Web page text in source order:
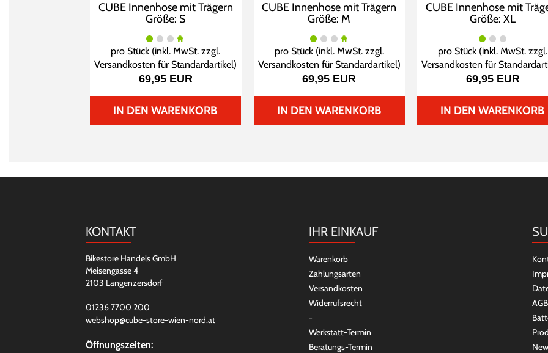
CUBE Innenhose mit Trägern
Größe: S
pro Stück (inkl. MwSt. zzgl.
Versandkosten für Standardartikel)
69,95 EUR
IN DEN WARENKORB
CUBE Innenhose mit Trägern
Größe: M
pro Stück (inkl. MwSt. zzgl.
Versandkosten für Standardartikel)
69,95 EUR
IN DEN WARENKORB
CUBE Innenhose mit
Größe: XL
pro Stück (inkl. MwSt. zzgl.
Versandkosten für
69,95 EUR
IN DEN WARENKORB
KONTAKT
Bikestore Handels GmbH
Meisengasse 4
2103 Langenzersdorf
01236 7700 200
webshop@cube-store-wien-nord.at
Öffnungszeiten:
IHR EINKAUF
Warenkorb
Zahlungsarten
Versandkosten
Widerrufsrecht
-
Werkstatt-Termin
Beratungs-Termin
AGB